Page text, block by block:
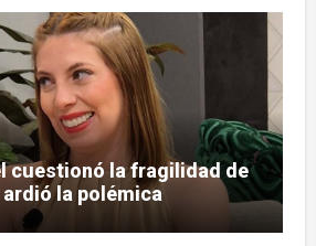
cuestionó la fragilidad de
la polémica